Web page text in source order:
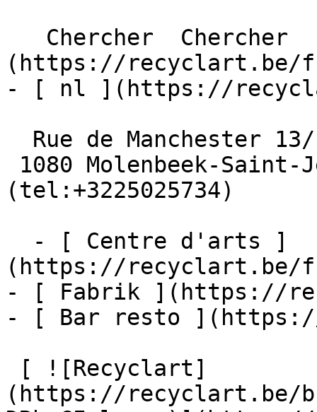
(https://recyclart.be/
- [ nl ](https://
(tel:+3225025734)
(https://recyclart.be/
- [ Fabrik ](https://
- [ Bar resto
(https://recyclart.be/